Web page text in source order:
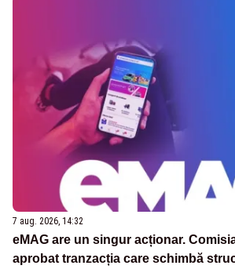
7 aug. 2026, 14:32
eMAG are un singur acționar.
aprobat tranzacția care schimbă